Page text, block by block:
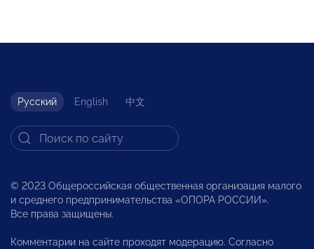
Русский English 中文
© 2023 Общероссийская общественная организация малого
и среднего предпринимательства «ОПОРА РОССИИ».
Все права защищены.
Комментарии на сайте проходят модерацию. Согласно